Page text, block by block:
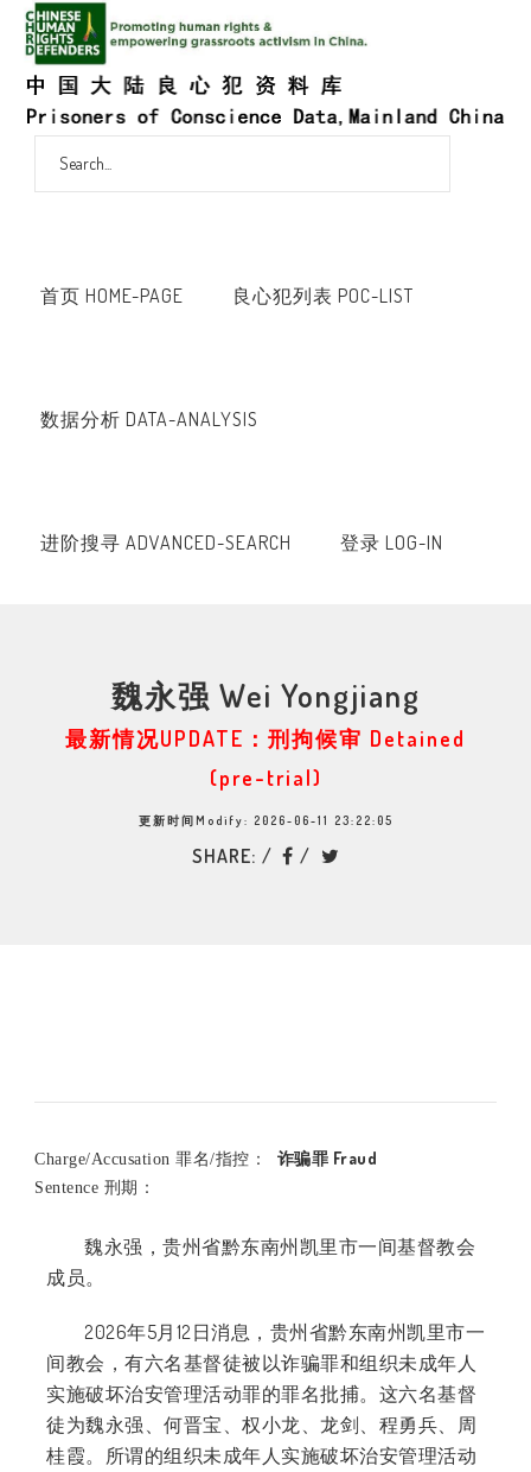
首页 HOME-PAGE 良心犯列表 POC-LIST
数据分析 DATA-ANALYSIS
进阶搜寻 ADVANCED-SEARCH 登录 LOG-IN
魏永强 Wei Yongjiang
最新情况UPDATE：刑拘候审 Detained
(pre-trial)
更新时间Modify: 2026-06-11 23:22:05
SHARE:
Charge/Accusation 罪名/指控： 诈骗罪 Fraud
Sentence 刑期：
魏永强，贵州省黔东南州凯里市一间基督教会
成员。
2026年5月12日消息，贵州省黔东南州凯里市一
间教会，有六名基督徒被以诈骗罪和组织未成年人
实施破坏治安管理活动罪的罪名批捕。这六名基督
徒为魏永强、何晋宝、权小龙、龙剑、程勇兵、周
桂霞。所谓的组织未成年人实施破坏治安管理活动